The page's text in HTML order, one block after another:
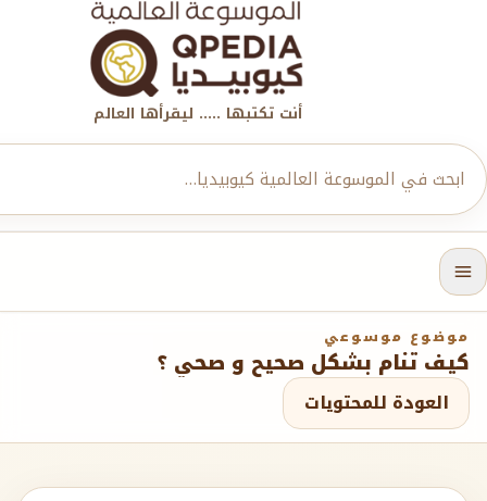
أنت تكتبها ..... ليقرأها العالم
موضوع موسوعي
كيف تنام بشكل صحيح و صحي ؟
العودة للمحتويات